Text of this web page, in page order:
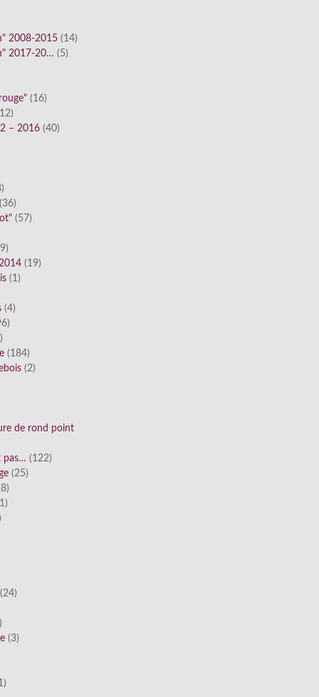
2008-2015 (14)
2017-20… (5)
(16)
– 2016 (40)
(36)
(57)
(19)
(1)
(4)
(184)
(2)
de rond point
pas… (122)
(25)
(24)
(3)